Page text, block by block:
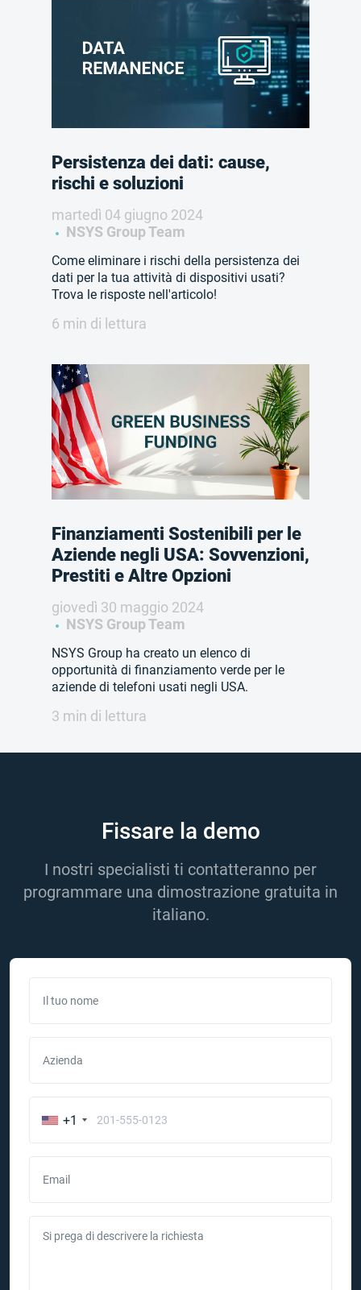
Persistenza dei dati: cause,
rischi e soluzioni
martedì 04 giugno 2024
NSYS Group Team
Come eliminare i rischi della persistenza dei
dati per la tua attività di dispositivi usati?
Trova le risposte nell'articolo!
6 min di lettura
Finanziamenti Sostenibili per le
Aziende negli USA: Sovvenzioni,
Prestiti e Altre Opzioni
giovedì 30 maggio 2024
NSYS Group Team
NSYS Group ha creato un elenco di
opportunità di finanziamento verde per le
aziende di telefoni usati negli USA.
3 min di lettura
Fissare la demo
I nostri specialisti ti contatteranno per
programmare una dimostrazione gratuita in
italiano.
Il tuo nome
Azienda
+1
Email
Si prega di descrivere la richiesta